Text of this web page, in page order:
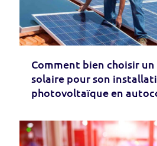
Comment bien choisir
solaire pour son
photovoltaïque en